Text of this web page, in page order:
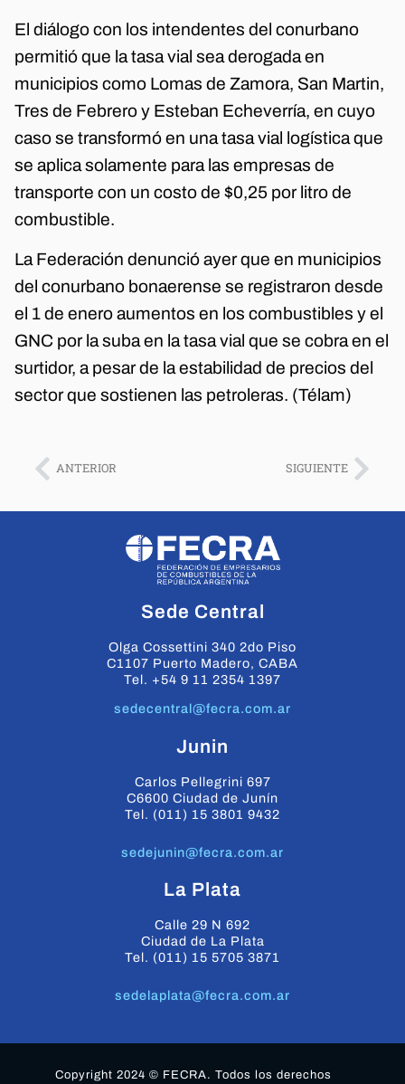
El diálogo con los intendentes del conurbano
permitió que la tasa vial sea derogada en
municipios como Lomas de Zamora, San Martin,
Tres de Febrero y Esteban Echeverría, en cuyo
caso se transformó en una tasa vial logística que
se aplica solamente para las empresas de
transporte con un costo de $0,25 por litro de
combustible.
La Federación denunció ayer que en municipios
del conurbano bonaerense se registraron desde
el 1 de enero aumentos en los combustibles y el
GNC por la suba en la tasa vial que se cobra en el
surtidor, a pesar de la estabilidad de precios del
sector que sostienen las petroleras. (Télam)
ANTERIOR SIGUIENTE
Sede Central
Olga Cossettini 340 2do Piso
C1107 Puerto Madero, CABA
Tel. +54 9 11 2354 1397
sedecentral@fecra.com.ar
Junin
Carlos Pellegrini 697
C6600 Ciudad de Junín
Tel. (011) 15 3801 9432
sedejunin@fecra.com.ar
La Plata
Calle 29 N 692
Ciudad de La Plata
Tel. (011) 15 5705 3871
sedelaplata@fecra.com.ar
Copyright 2024 © FECRA. Todos los derechos